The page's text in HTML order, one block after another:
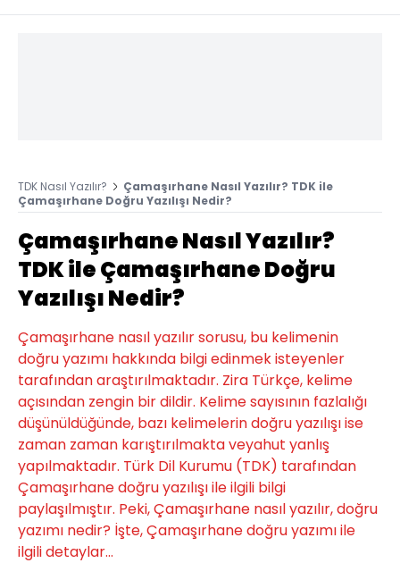
TDK Nasıl Yazılır?
Çamaşırhane Nasıl Yazılır? TDK ile
Çamaşırhane Doğru Yazılışı Nedir?
Çamaşırhane Nasıl Yazılır?
TDK ile Çamaşırhane Doğru
Yazılışı Nedir?
Çamaşırhane nasıl yazılır sorusu, bu kelimenin
doğru yazımı hakkında bilgi edinmek isteyenler
tarafından araştırılmaktadır. Zira Türkçe, kelime
açısından zengin bir dildir. Kelime sayısının fazlalığı
düşünüldüğünde, bazı kelimelerin doğru yazılışı ise
zaman zaman karıştırılmakta veyahut yanlış
yapılmaktadır. Türk Dil Kurumu (TDK) tarafından
Çamaşırhane doğru yazılışı ile ilgili bilgi
paylaşılmıştır. Peki, Çamaşırhane nasıl yazılır, doğru
yazımı nedir? İşte, Çamaşırhane doğru yazımı ile
ilgili detaylar...